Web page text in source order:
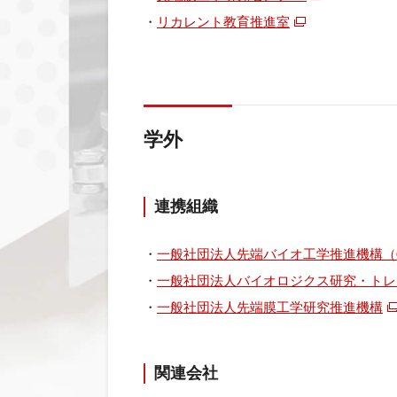
・ リカレント教育推進室
学外
連携組織
・ 一般社団法人先端バイオ工学推進機構（
・ 一般社団法人バイオロジクス研究・トレ
・ 一般社団法人先端膜工学研究推進機構
関連会社